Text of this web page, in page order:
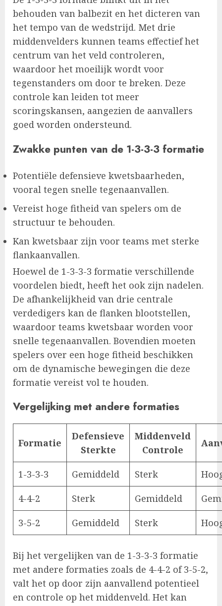
behouden van balbezit en het dicteren van
het tempo van de wedstrijd. Met drie
middenvelders kunnen teams effectief het
centrum van het veld controleren,
waardoor het moeilijk wordt voor
tegenstanders om door te breken. Deze
controle kan leiden tot meer
scoringskansen, aangezien de aanvallers
goed worden ondersteund.
Zwakke punten van de 1-3-3-3 formatie
Potentiële defensieve kwetsbaarheden,
vooral tegen snelle tegenaanvallen.
Vereist hoge fitheid van spelers om de
structuur te behouden.
Kan kwetsbaar zijn voor teams met sterke
flankaanvallen.
Hoewel de 1-3-3-3 formatie verschillende
voordelen biedt, heeft het ook zijn nadelen.
De afhankelijkheid van drie centrale
verdedigers kan de flanken blootstellen,
waardoor teams kwetsbaar worden voor
snelle tegenaanvallen. Bovendien moeten
spelers over een hoge fitheid beschikken
om de dynamische bewegingen die deze
formatie vereist vol te houden.
Vergelijking met andere formaties
Formatie
Defensieve
Sterkte
Middenveld
Controle
1-3-3-3 Gemiddeld Sterk
4-4-2 Sterk Gemiddeld
3-5-2 Gemiddeld Sterk
Bij het vergelijken van de 1-3-3-3 formatie
met andere formaties zoals de 4-4-2 of 3-5-2,
valt het op door zijn aanvallend potentieel
en controle op het middenveld. Het kan